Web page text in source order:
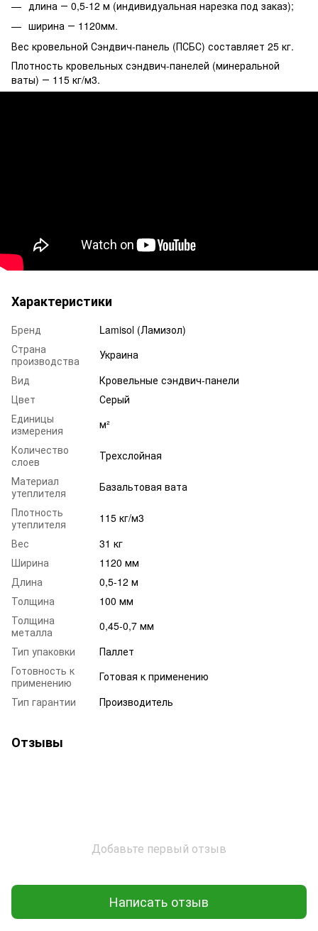
длина ― 0,5-12 м (индивидуальная нарезка под заказ);
ширина ― 1120мм.
Вес кровельной Сэндвич-панель (ПСБС) составляет 25 кг.
Плотность кровельных сэндвич-панелей (минеральной
ваты) ― 115 кг/м3.
Характеристики
Бренд
Lamisol (Ламизол)
Страна
производства
Украина
Вид
Кровельные сэндвич-панели
Цвет
Серый
Единицы
измерения
м²
Количество
слоев
Трехслойная
Материал
утеплителя
Базальтовая вата
Плотность
утеплителя
115 кг/м3
Вес
31 кг
Ширина
1120 мм
Длина
0,5-12 м
Толщина
100 мм
Толщина
металла
0,45-0,7 мм
Тип упаковки
Паллет
Готовность к
применению
Готовая к применению
Тип гарантии
Производитель
Отзывы
Добавьте первый отзыв
Написать отзыв